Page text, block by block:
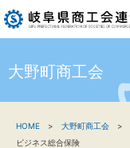
大野町商工会
HOME 大野町商工会
ビジネス総合保険